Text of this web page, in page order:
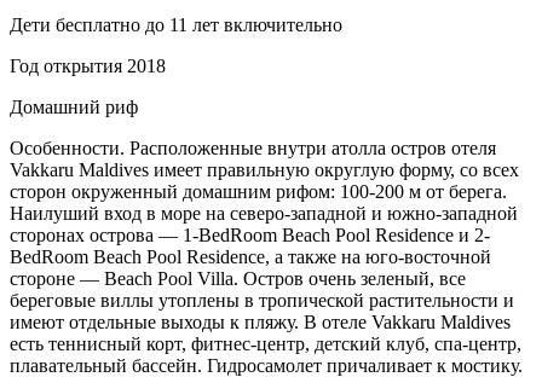
Дети бесплатно до 11 лет включительно
Год открытия 2018
Домашний риф
Особенности. Расположенные внутри атолла остров отеля
Vakkaru Maldives имеет правильную округлую форму, со всех
сторон окруженный домашним рифом: 100-200 м от берега.
Наилуший вход в море на северо-западной и южно-западной
сторонах острова — 1-BedRoom Beach Pool Residence и 2-
BedRoom Beach Pool Residence, а также на юго-восточной
стороне — Beach Pool Villa. Остров очень зеленый, все
береговые виллы утоплены в тропической растительности и
имеют отдельные выходы к пляжу. В отеле Vakkaru Maldives
есть теннисный корт, фитнес-центр, детский клуб, спа-центр,
плавательный бассейн. Гидросамолет причаливает к мостику.